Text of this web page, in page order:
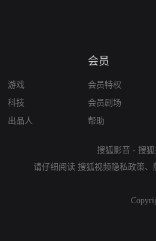
游戏
科技
出品人
会员
会员特权
会员剧场
帮助
搜狐影音 - 搜
请仔细阅读 搜狐视频隐私政策、